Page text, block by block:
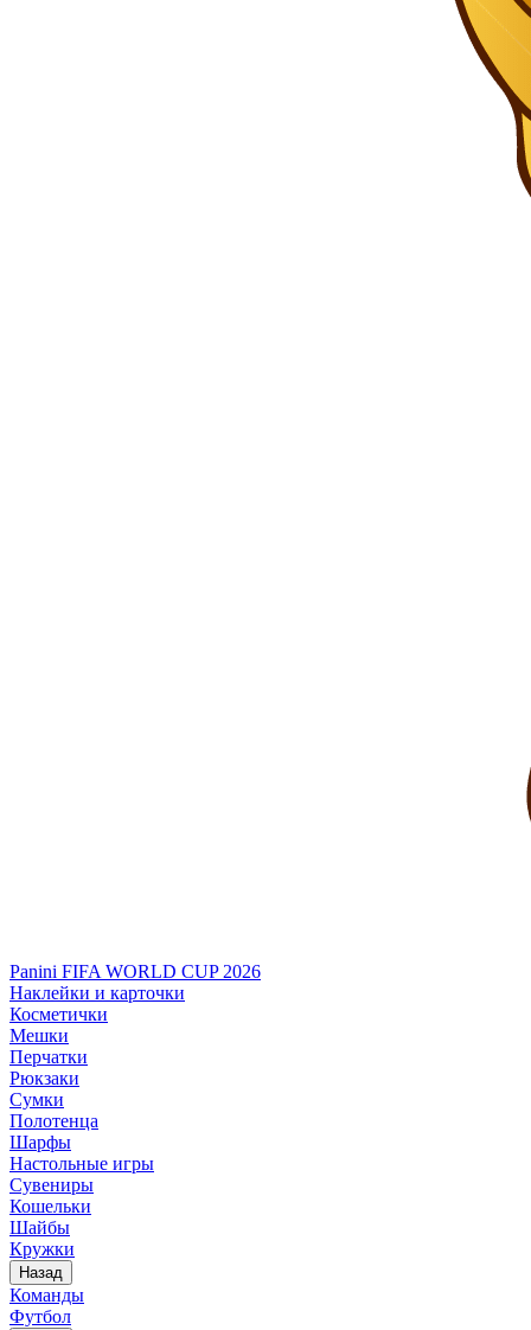
Panini FIFA WORLD CUP 2026
Наклейки и карточки
Косметички
Мешки
Перчатки
Рюкзаки
Сумки
Полотенца
Шарфы
Настольные игры
Сувениры
Кошельки
Шайбы
Кружки
Назад
Команды
Футбол